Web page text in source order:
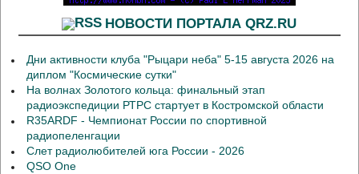
НОВОСТИ ПОРТАЛА QRZ.RU
Дни активности клуба "Рыцари неба" 5-15 августа 2026 на
диплом "Космические сутки"
На волнах Золотого кольца: финальный этап
радиоэкспедиции РТРС стартует в Костромской области
R35ARDF - Чемпионат России по спортивной
радиопеленгации
Слет радиолюбителей юга России - 2026
QSO One